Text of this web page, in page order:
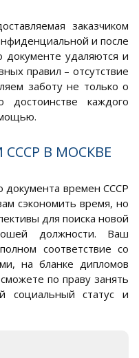
заказчиком
и после
документе удаляются и
правил – отсутствие
заботу не только о
каждого
В МОСКВЕ
документа времен СССР
сэкономить время, но
для поиска новой
должности. Ваш
соответствие со
на бланке дипломов
по праву занять
социальный статус и